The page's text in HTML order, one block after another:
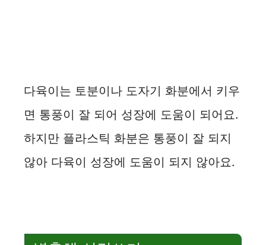
다육이는 토분이나 도자기 화분에서 키우
면 통풍이 잘 되어 성장에 도움이 되어요.
하지만 플라스틱 화분은 통풍이 잘 되지
않아 다육이 성장에 도움이 되지 않아요.